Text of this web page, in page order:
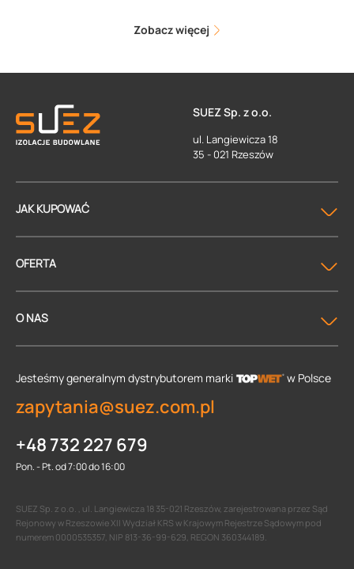
Zobacz więcej
SUEZ Sp. z o.o.
ul. Langiewicza 18
35 - 021 Rzeszów
JAK KUPOWAĆ
OFERTA
O NAS
Jesteśmy generalnym dystrybutorem marki w Polsce
zapytania@suez.com.pl
+48 732 227 679
Pon. - Pt. od 7:00 do 16:00
SUEZ Sp. z o.o. , ul. Langiewicza 18 35-021 Rzeszów, zarejestrowana przez Sąd
Rejonowy w Rzeszowie XII Wydział KRS w Krajowym Rejestrze Sądowym pod
numerem 0000535357, NIP 813-36-99-629, REGON 360344189.